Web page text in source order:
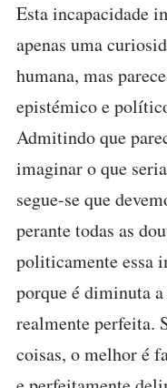
Esta incapacidade
apenas uma
humana, mas
epistémico e
Admitindo que
imaginar o que
segue-se que
perante todas as
politicamente essa
porque é diminuta
realmente perfeita.
coisas, o melhor é